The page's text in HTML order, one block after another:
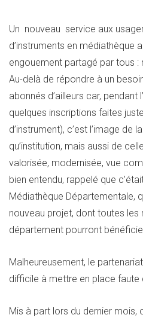
Un nouveau service aux
d’instruments en médiathèque
engouement partagé par tous :
Au-delà de répondre à un
abonnés d’ailleurs car,
quelques inscriptions faites
d’instrument), c’est l’image de
qu’institution, mais aussi de
valorisée, modernisée, vue
bien entendu, rappelé que
Médiathèque Départementale,
nouveau projet, dont toutes les
département pourront
Malheureusement, le
difficile à mettre en place faute
Mis à part lors du dernier mois,